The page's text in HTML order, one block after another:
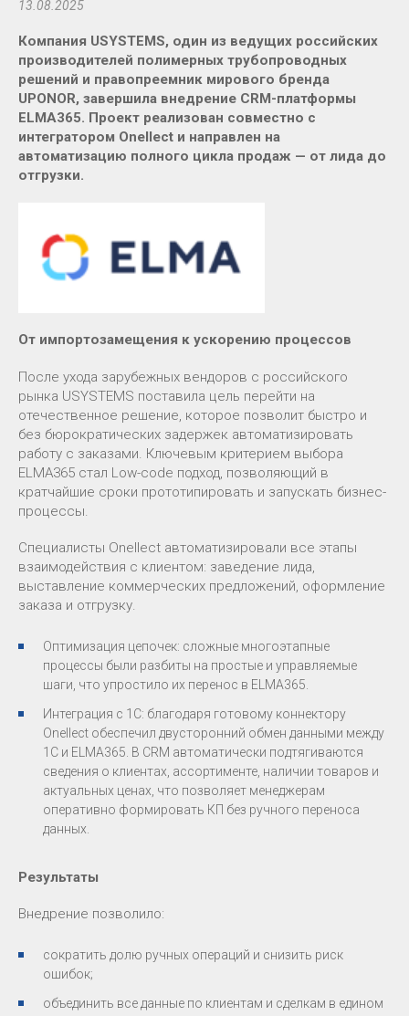
13.08.2025
Компания USYSTEMS, один из ведущих российских
производителей полимерных трубопроводных
решений и правопреемник мирового бренда
UPONOR, завершила внедрение CRM-платформы
ELMA365. Проект реализован совместно с
интегратором Onellect и направлен на
автоматизацию полного цикла продаж — от лида до
отгрузки.
От импортозамещения к ускорению процессов
После ухода зарубежных вендоров с российского
рынка USYSTEMS поставила цель перейти на
отечественное решение, которое позволит быстро и
без бюрократических задержек автоматизировать
работу с заказами. Ключевым критерием выбора
ELMA365 стал Low-code подход, позволяющий в
кратчайшие сроки прототипировать и запускать бизнес-
процессы.
Специалисты Onellect автоматизировали все этапы
взаимодействия с клиентом: заведение лида,
выставление коммерческих предложений, оформление
заказа и отгрузку.
Оптимизация цепочек: сложные многоэтапные
процессы были разбиты на простые и управляемые
шаги, что упростило их перенос в ELMA365.
Интеграция с 1С: благодаря готовому коннектору
Onellect обеспечил двусторонний обмен данными между
1С и ELMA365. В CRM автоматически подтягиваются
сведения о клиентах, ассортименте, наличии товаров и
актуальных ценах, что позволяет менеджерам
оперативно формировать КП без ручного переноса
данных.
Результаты
Внедрение позволило:
сократить долю ручных операций и снизить риск
ошибок;
объединить все данные по клиентам и сделкам в едином